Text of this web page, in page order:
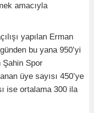
amacıyla
yapılan Erman
bu yana 950’yi
Şahin Spor
üye sayısı 450’ye
ise ortalama 300 ila